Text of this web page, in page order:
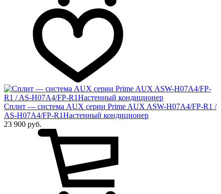
Сплит — система AUX серии Prime AUX ASW-H07A4/FP-R1 /
AS-H07A4/FP-R1Настенный кондиционер
23 900 руб.